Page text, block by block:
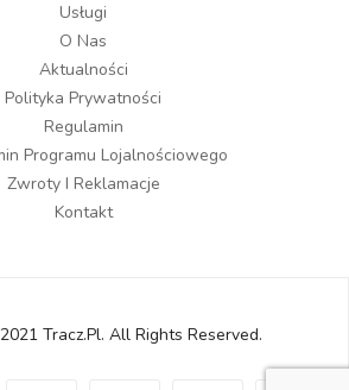
Usługi
O Nas
Aktualności
Polityka Prywatności
Regulamin
Programu Lojalnościowego
Zwroty I Reklamacje
Kontakt
Tracz.pl. All Rights Reserved.